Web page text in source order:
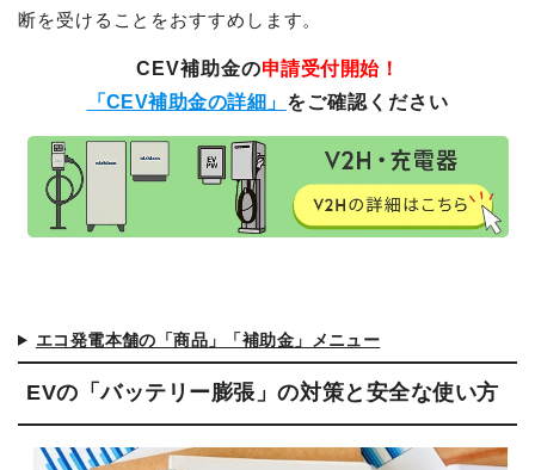
断を受けることをおすすめします。
CEV補助金の申請受付開始！
「CEV補助金の詳細」 をご確認ください
エコ発電本舗の「商品」「補助金」メニュー
EVの「バッテリー膨張」の対策と安全な使い方